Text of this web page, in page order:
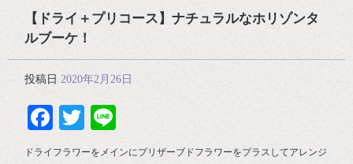
【ドライ＋プリコース】ナチュラルなホリゾンタ
ルブーケ！
投稿日 2020年2月26日
Facebook
Twitter
ドライフラワーをメインにプリザーブドフラワーをプラスしてアレンジ